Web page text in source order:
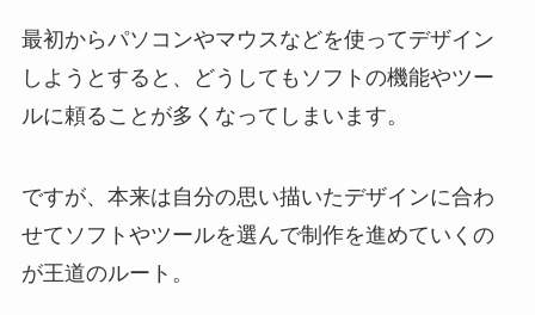
最初からパソコンやマウスなどを使ってデザイン
しようとすると、どうしてもソフトの機能やツー
ルに頼ることが多くなってしまいます。
ですが、本来は自分の思い描いたデザインに合わ
せてソフトやツールを選んで制作を進めていくの
が王道のルート。